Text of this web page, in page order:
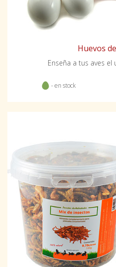
Huevos
Enseña a tus aves el
- en stock